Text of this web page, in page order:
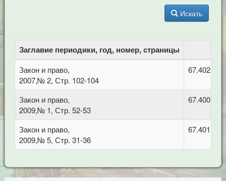
Искать
Заглавие периодики, год, номер, страницы
Закон и право,
2007,№ 2, Стр. 102-104
67.402
Закон и право,
2009,№ 1, Стр. 52-53
67.400.7
Закон и право,
2009,№ 5, Стр. 31-36
67.401